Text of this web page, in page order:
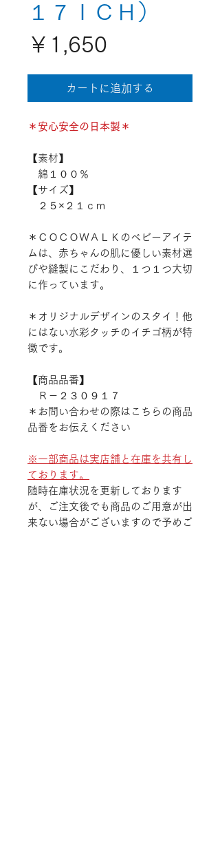
１７ＩＣＨ）
￥1,650
格
カートに追加する
＊安心安全の日本製＊
【素材】
綿１００％
【サイズ】
２５×２１ｃｍ
＊ＣＯＣＯＷＡＬＫのベビーアイテ
ムは、赤ちゃんの肌に優しい素材選
びや縫製にこだわり、１つ１つ大切
に作っています。
＊オリジナルデザインのスタイ！他
にはない水彩タッチのイチゴ柄が特
徴です。
【商品品番】
Ｒ－２３０９１７
＊お問い合わせの際はこちらの商品
品番をお伝えください
※一部商品は実店舗と在庫を共有し
ております。
随時在庫状況を更新しております
が、ご注文後でも商品のご用意が出
来ない場合がございますので予めご